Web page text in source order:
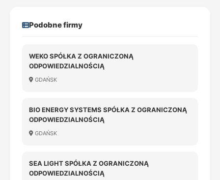
Podobne firmy
WEKO SPÓŁKA Z OGRANICZONĄ
ODPOWIEDZIALNOŚCIĄ
GDAŃSK
BIO ENERGY SYSTEMS SPÓŁKA Z OGRANICZONĄ
ODPOWIEDZIALNOŚCIĄ
GDAŃSK
SEA LIGHT SPÓŁKA Z OGRANICZONĄ
ODPOWIEDZIALNOŚCIĄ